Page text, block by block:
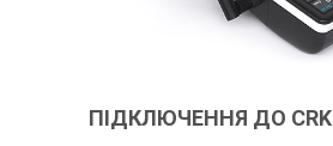
ПІДКЛЮЧЕННЯ ДО CRK